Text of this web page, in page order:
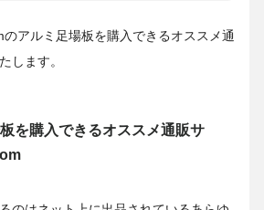
アルミ足場板を購入できるオススメ通
します。
を購入できるオススメ通販サ